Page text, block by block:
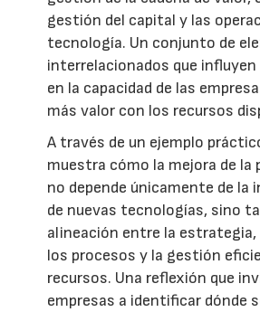
gestión del capital y las
tecnología. Un conjunto de
interrelacionados que
en la capacidad de las
más valor con los recursos
A través de un ejemplo
muestra cómo la mejora de la
no depende únicamente de la
de nuevas tecnologías, sino
alineación entre la estrategia,
los procesos y la gestión
recursos. Una reflexión que
empresas a identificar dónde